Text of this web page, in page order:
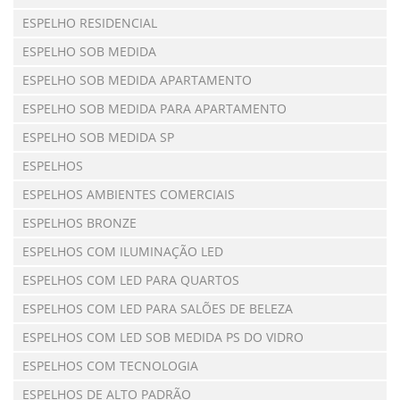
ESPELHO RESIDENCIAL
ESPELHO SOB MEDIDA
ESPELHO SOB MEDIDA APARTAMENTO
ESPELHO SOB MEDIDA PARA APARTAMENTO
ESPELHO SOB MEDIDA SP
ESPELHOS
ESPELHOS AMBIENTES COMERCIAIS
ESPELHOS BRONZE
ESPELHOS COM ILUMINAÇÃO LED
ESPELHOS COM LED PARA QUARTOS
ESPELHOS COM LED PARA SALÕES DE BELEZA
ESPELHOS COM LED SOB MEDIDA PS DO VIDRO
ESPELHOS COM TECNOLOGIA
ESPELHOS DE ALTO PADRÃO